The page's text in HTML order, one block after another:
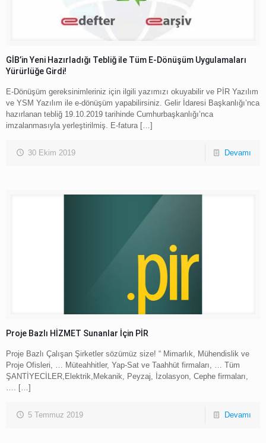
GİB’in Yeni Hazırladığı Tebliğ ile Tüm E-Dönüşüm Uygulamaları
Yürürlüğe Girdi!
E-Dönüşüm gereksinimleriniz için ilgili yazımızı okuyabilir ve PİR Yazılım
ve YSM Yazılım ile e-dönüşüm yapabilirsiniz. Gelir İdaresi Başkanlığı’nca
hazırlanan tebliğ 19.10.2019 tarihinde Cumhurbaşkanlığı’nca
imzalanmasıyla yerleştirilmiş. E-fatura[…]
30 Ekim 2019 Devamı
Proje Bazlı HİZMET Sunanlar İçin PİR
Proje Bazlı Çalışan Şirketler sözümüz size! “ Mimarlık, Mühendislik ve
Proje Ofisleri, … Müteahhitler, Yap-Sat ve Taahhüt firmaları, … Tüm
ŞANTİYECİLER,Elektrik,Mekanik, Peyzaj, İzolasyon, Cephe firmaları,
[…]
5 Temmuz 2019 Devamı